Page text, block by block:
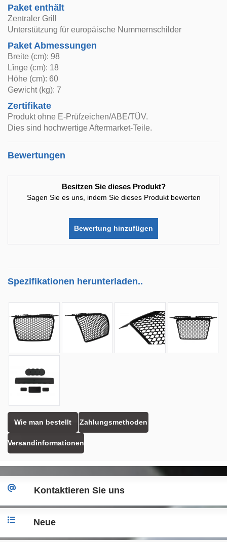
Paket enthält
Zentraler Grill
Unterstützung für europäische Nummernschilder
Paket Abmessungen
Breite (cm): 98
Lînge (cm): 18
Höhe (cm): 60
Gewicht (kg): 7
Zertifikate
Produkt ohne E-Prüfzeichen/ABE/TÜV.
Dies sind hochwertige Aftermarket-Teile.
Bewertungen
Besitzen Sie dieses Produkt?
Sagen Sie es uns, indem Sie dieses Produkt bewerten
Bewertung hinzufügen
Spezifikationen herunterladen..
Wie man bestellt Zahlungsmethoden
Versandinformationen
Kontaktieren Sie uns
Neue